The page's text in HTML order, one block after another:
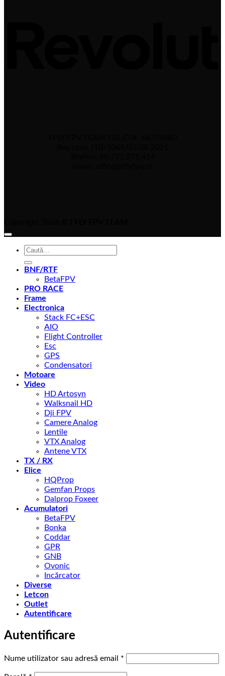
Caută
BNF/RTF
BetaFPV
PRO RACE
Frame
Electronica
Stack FC+ESC
AIO
Flight Controller
Esc
GPS
Condensatori
Motoare
Video
HD Artosyn
Walksnail HD
Dji FPV
Camere Analog
Lentile
VTX Analog
Antene VTX
TX / RX
Elice
HQProp
Gemfan Props
Dalprop Foxeer
Acumulatori
BetaFPV
Bonka
Coddar
GPR
GNB
Ovonic
Incărcator
Diverse
Letcon
Outlet
Autentificare
Autentificare
Nume utilizator sau adresă email *